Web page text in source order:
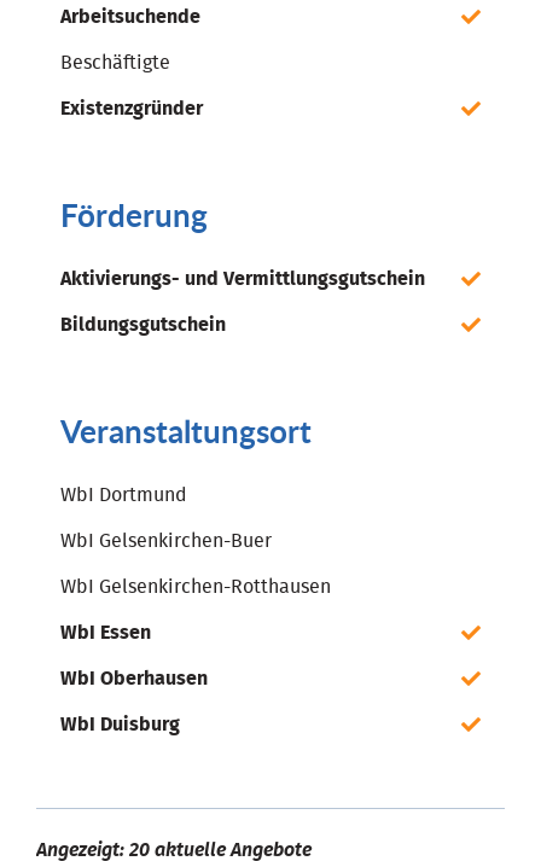
Arbeitsuchende
Beschäftigte
Existenzgründer
Förderung
Aktivierungs- und Vermittlungsgutschein
Bildungsgutschein
Veranstaltungsort
WbI Dortmund
WbI Gelsenkirchen-Buer
WbI Gelsenkirchen-Rotthausen
WbI Essen
WbI Oberhausen
WbI Duisburg
Angezeigt: 20 aktuelle Angebote